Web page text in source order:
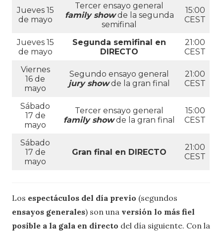
Jueves 15
de mayo
Tercer ensayo general
family showde la segunda
semifinal
15:00
CEST
Jueves 15
de mayo
Segunda semifinal en
DIRECTO
21:00
CEST
Viernes
16 de
mayo
Segundo ensayo general
jury showde la gran final
21:00
CEST
Sábado
17 de
mayo
Tercer ensayo general
family showde la gran final
15:00
CEST
Sábado
17 de
mayo
Gran final en DIRECTO
21:00
CEST
Los espectáculos del día previo (segundos
ensayos generales) son una versión lo más fiel
posible a la gala en directo del día siguiente. Con la